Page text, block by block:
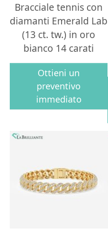
Bracciale tennis con
diamanti Emerald Lab
(13 ct. tw.) in oro
bianco 14 carati
Ottieni un
preventivo
immediato